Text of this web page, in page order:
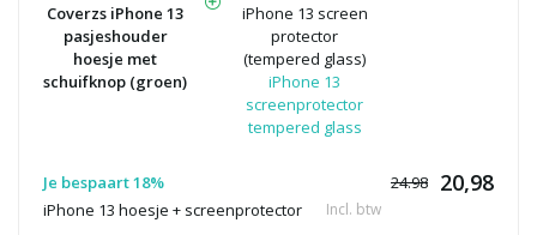
Coverzs iPhone 13
pasjeshouder
hoesje met
schuifknop (groen)
iPhone 13 screen
protector
(tempered glass)
iPhone 13
screenprotector
tempered glass
Je bespaart 18% 24.98 20,98
iPhone 13 hoesje + screenprotector Incl. btw